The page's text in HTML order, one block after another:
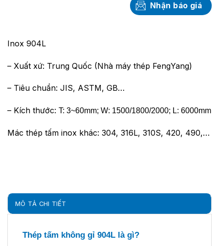
Nhận báo giá
Inox 904L
– Xuất xứ: Trung Quốc (Nhà máy thép FengYang)
– Tiêu chuẩn: JIS, ASTM, GB…
– Kích thước: T: 3~60mm; W: 1500/1800/2000; L: 6000mm
Mác thép tấm inox khác: 304, 316L, 310S, 420, 490,…
MÔ TẢ CHI TIẾT
Thép tấm không gỉ 904L là gì?